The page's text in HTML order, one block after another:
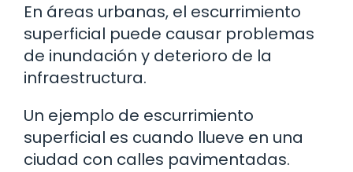
En áreas urbanas, el escurrimiento
superficial puede causar problemas
de inundación y deterioro de la
infraestructura.
Un ejemplo de escurrimiento
superficial es cuando llueve en una
ciudad con calles pavimentadas.